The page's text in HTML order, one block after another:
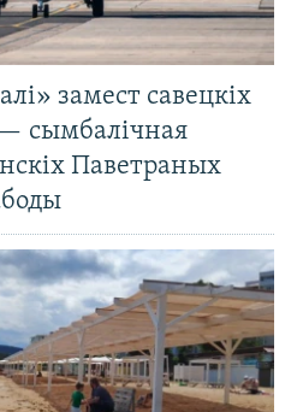
замест савецкіх
сымбалічная
Паветраных